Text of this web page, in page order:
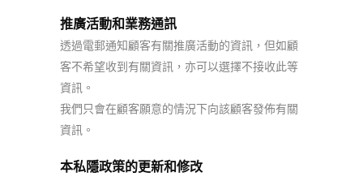
推廣活動和業務通訊
透過電郵通知顧客有關推廣活動的資訊，但如顧
客不希望收到有關資訊，亦可以選擇不接收此等
資訊 。
我們只會在顧客願意的情況下向該顧客發佈有關
資訊 。
本私隱政策的更新和修改